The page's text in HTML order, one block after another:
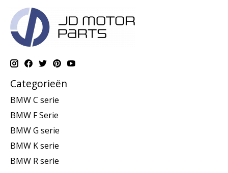
Categorieën
BMW C serie
BMW F Serie
BMW G serie
BMW K serie
BMW R serie